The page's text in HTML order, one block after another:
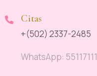
Citas
+(502) 2337-2485
WhatsApp: 55117111